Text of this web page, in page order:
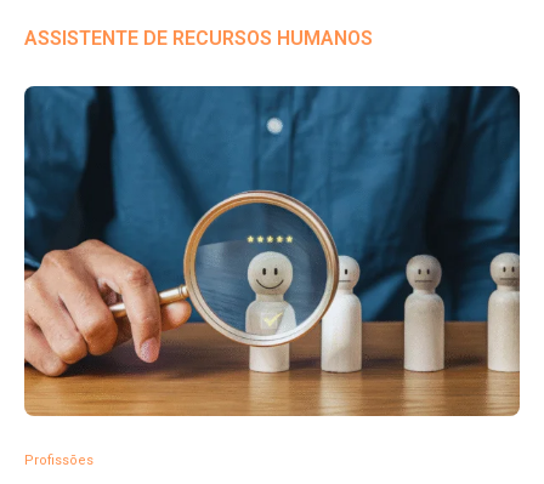
ASSISTENTE DE RECURSOS HUMANOS
Profissões